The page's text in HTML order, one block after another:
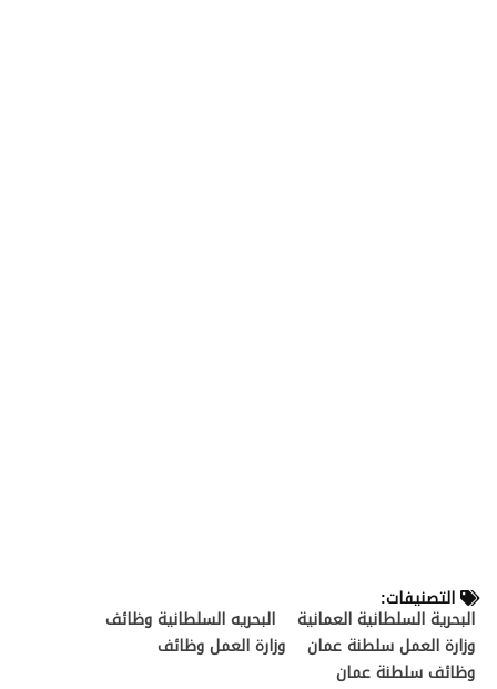
التصنيفات:
البحرية السلطانية العمانية
البحريه السلطانية وظائف
وزارة العمل سلطنة عمان
وزارة العمل وظائف
وظائف سلطنة عمان